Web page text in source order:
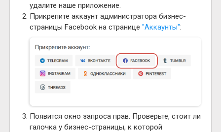
удалите наше приложение.
Прикрепите аккаунт администратора бизнес-
страницы Facebook на странице "Аккаунты":
Появится окно запроса прав. Проверьте, стоит ли
галочка у бизнес-страницы, к которой